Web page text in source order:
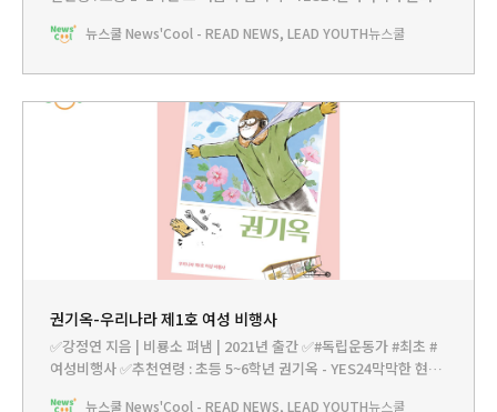
66년, 휴전 협상을 맺은 지 63년이 지났습니다. 짧은 시간은 아니지
뉴스쿨 News'Cool - READ NEWS, LEAD YOUTH뉴스쿨
권기옥-우리나라 제1호 여성 비행사
✅강정연 지음 | 비룡소 펴냄 | 2021년 출간 ✅#독립운동가 #최초 #
여성비행사 ✅추천연령 : 초등 5~6학년 권기옥 - YES24막막한 현실
뉴스쿨 News'Cool - READ NEWS, LEAD YOUTH뉴스쿨